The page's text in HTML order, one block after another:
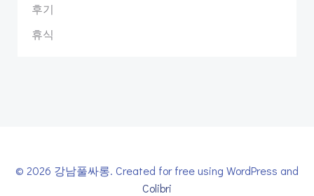
후기
휴식
© 2026 강남풀싸롱. Created for free using WordPress and
Colibri